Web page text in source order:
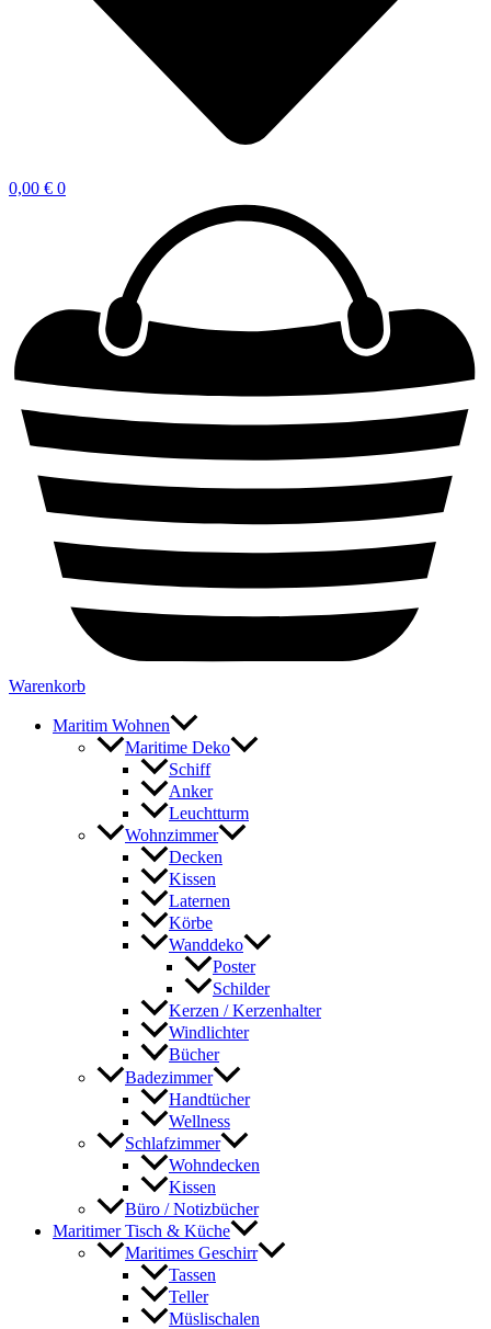
0,00 € 0
Warenkorb
Maritim Wohnen
Maritime Deko
Schiff
Anker
Leuchtturm
Wohnzimmer
Decken
Kissen
Laternen
Körbe
Wanddeko
Poster
Schilder
Kerzen / Kerzenhalter
Windlichter
Bücher
Badezimmer
Handtücher
Wellness
Schlafzimmer
Wohndecken
Kissen
Büro / Notizbücher
Maritimer Tisch & Küche
Maritimes Geschirr
Tassen
Teller
Müslischalen